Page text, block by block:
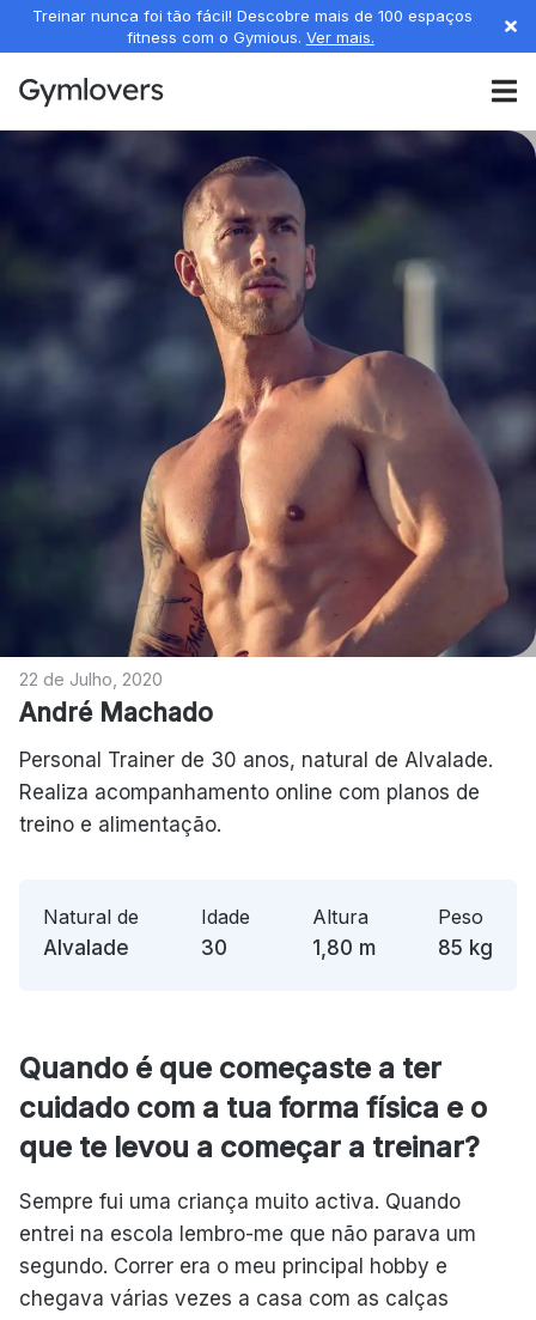
Treinar nunca foi tão fácil! Descobre mais de 100 espaços
fitness com o Gymious. Ver mais.
22 de Julho, 2020
André Machado
Personal Trainer de 30 anos, natural de Alvalade.
Realiza acompanhamento online com planos de
treino e alimentação.
Natural de
Alvalade
Idade
30
Altura
1,80 m
Peso
85 kg
Quando é que começaste a ter
cuidado com a tua forma física e o
que te levou a começar a treinar?
Sempre fui uma criança muito activa. Quando
entrei na escola lembro-me que não parava um
segundo. Correr era o meu principal hobby e
chegava várias vezes a casa com as calças